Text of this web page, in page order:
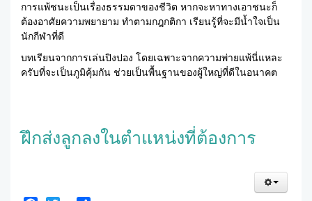
การแพ้ชนะเป็นเรื่องธรรมดาของชีวิต หากจะหาทางเอาชนะก็
ต้องอาศัยความพยายาม ทำตามกฎกติกา เรียนรู้ที่จะมีน้ำใจเป็น
นักกีฬาที่ดี
บทเรียนจากการเล่นปิงปอง โดยเฉพาะจากความพ่ายแพ้นี่แหละ
ครับที่จะเป็นภูมิคุ้มกัน ช่วยเป็นพื้นฐานของผู้ใหญ่ที่ดีในอนาคต
ฝึกส่งลูกลงในตำแหน่งที่ต้องการ